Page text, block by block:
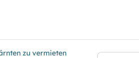
zu vermieten